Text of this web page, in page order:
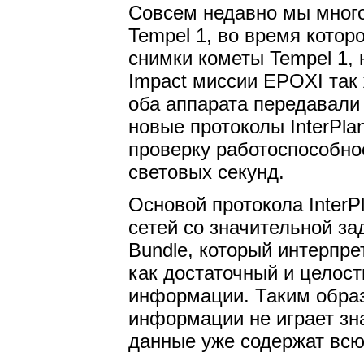
Совсем недавно мы
Tempel 1, во время
снимки кометы Tempel 1,
Impact миссии EPOXI
оба аппарата
новые протоколы
проверку
световых секунд.
Основой протокола
сетей со значительной
Bundle, который
как достаточный и
информации. Таким
информации не играет
данные уже содержат